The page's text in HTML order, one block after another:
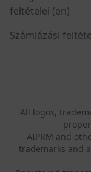
feltételei (en)
Számlázási
All logos,
AIPRM and
trademarks and